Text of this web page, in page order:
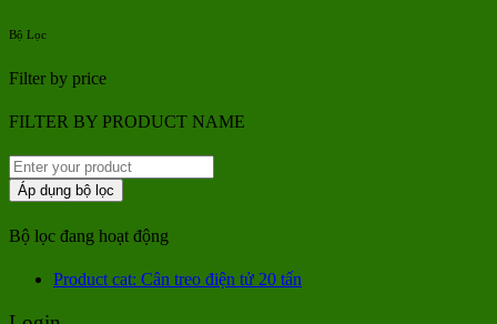
Bộ Lọc
Filter by price
FILTER BY PRODUCT NAME
Áp dụng bộ lọc
Bộ lọc đang hoạt động
Product cat: Cân treo điện tử 20 tấn